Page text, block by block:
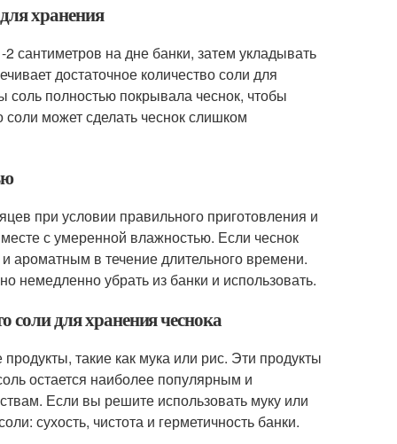
хранения
сантиметров на дне банки, затем укладывать
достаточное количество соли для
полностью покрывала чеснок, чтобы
соли может сделать чеснок слишком
при условии правильного приготовления и
с умеренной влажностью. Если чеснок
ароматным в течение длительного времени.
немедленно убрать из банки и использовать.
соли для хранения чеснока
такие как мука или рис. Эти продукты
остается наиболее популярным и
Если вы решите использовать муку или
сухость, чистота и герметичность банки.